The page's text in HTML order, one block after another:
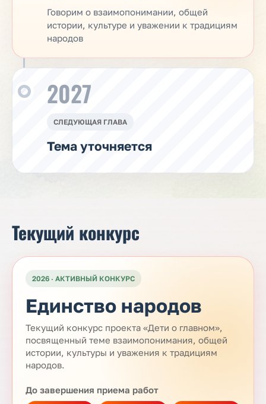
Говорим о взаимопонимании, общей
истории, культуре и уважении к традициям
народов
2027
СЛЕДУЮЩАЯ ГЛАВА
Тема уточняется
Текущий конкурс
2026 · АКТИВНЫЙ КОНКУРС
Единство народов
Текущий конкурс проекта «Дети о главном»,
посвященный теме взаимопонимания, общей
истории, культуры и уважения к традициям
народов.
До завершения приема работ